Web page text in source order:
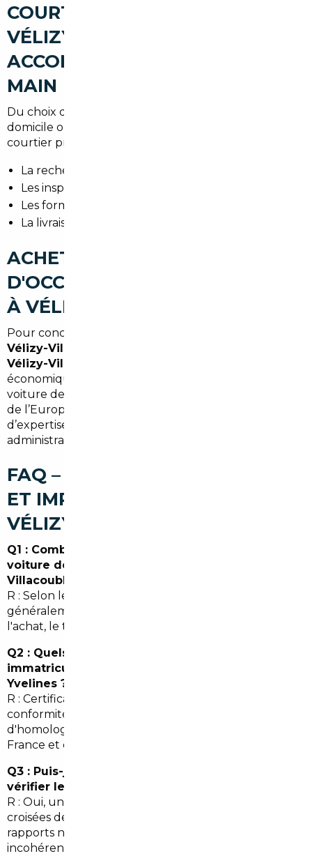
COURTIER AUTOMOBILE
VÉLIZY-VILLACOUBLAY : UN
ACCOMPAGNEMENT CLÉ EN
MAIN
Du choix du véhicule à la livraison devant votre
domicile ou votre entreprise à Vélizy-Villacoublay, le
courtier prend en charge :
La recherche et la sélection.
Les inspections et contrôles.
Les formalités douanières et administratives.
La livraison et le service après-vente local.
ACHETER UNE VOITURE
D'OCCASION AU MEILLEUR PRIX
À VÉLIZY-VILLACOUBLAY
Pour conclure, recourir à un
Vélizy-Villacoublay
Vélizy-Villacoublay
économique et la plus sûre pour importer une
voiture depuis l’Allemagne, la Belgique ou le reste
de l’Europe. Vous bénéficiez d’un réseau,
d’expertises techniques et d’un accompagnement
administratif qui facilitent l’achat en toute sérénité.
FAQ – COURTIER AUTOMOBILE
ET IMPORT DE VOITURE À
VÉLIZY-VILLACOUBLAY
Q1 : Combien de temps prend l'import d'une
voiture depuis l'Allemagne jusqu'à Vélizy-
Villacoublay ?
R : Selon les formalités et le transport, comptez
généralement 2 à 6 semaines pour la recherche,
l'achat, le transport et l'immatriculation.
Q2 : Quels documents sont nécessaires pour
immatriculer une voiture importée dans les
Yvelines ?
R : Certificat de cession, facture d'achat, certificat de
conformité européen ou procès-verbal
d'homologation, justificatif de domicile en Île-de-
France et contrôle technique valide.
Q3 : Puis-je faire confiance à un courtier pour
vérifier le kilométrage ?
R : Oui, un bon courtier effectue des vérifications
croisées des historiques d'entretien, factures et
rapports nationaux pour détecter toute
incohérence.